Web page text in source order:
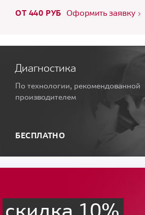
ОТ 440 РУБ Оформить заявку
Диагностика
По технологии, рекомендованной
производителем
БЕСПЛАТНО
скидка 10%